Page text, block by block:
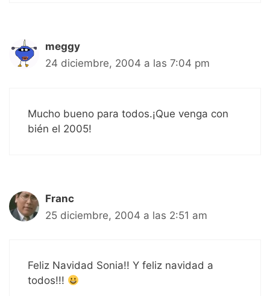
meggy
24 diciembre, 2004 a las 7:04 pm
Mucho bueno para todos.¡Que venga con
bién el 2005!
Franc
25 diciembre, 2004 a las 2:51 am
Feliz Navidad Sonia!! Y feliz navidad a
todos!!!